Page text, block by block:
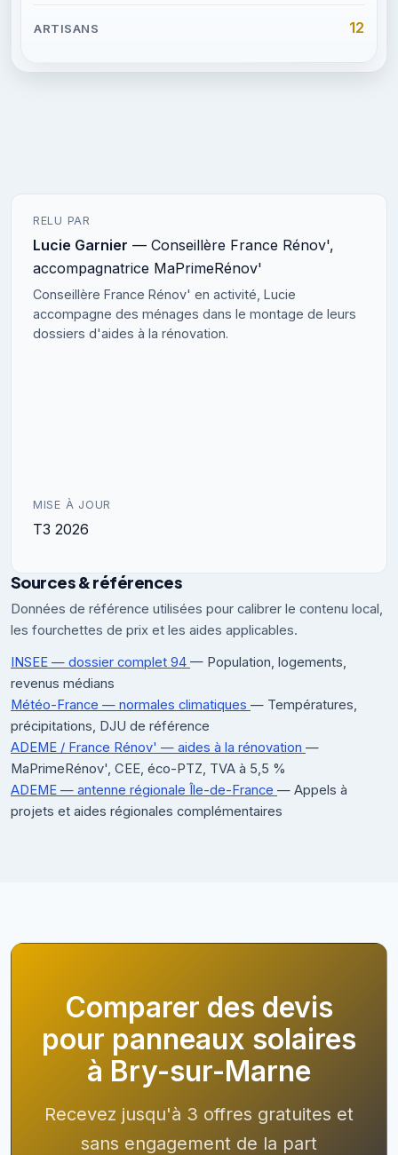
12
RELU PAR
Lucie Garnier — Conseillère France Rénov',
accompagnatrice MaPrimeRénov'
Conseillère France Rénov' en activité, Lucie
accompagne des ménages dans le montage de leurs
dossiers d'aides à la rénovation.
MISE À JOUR
T3 2026
Sources & références
Données de référence utilisées pour calibrer le contenu local,
les fourchettes de prix et les aides applicables.
INSEE — dossier complet 94 — Population, logements,
revenus médians
Météo-France — normales climatiques — Températures,
précipitations, DJU de référence
ADEME / France Rénov' — aides à la rénovation —
MaPrimeRénov', CEE, éco-PTZ, TVA à 5,5 %
ADEME — antenne régionale Île-de-France — Appels à
projets et aides régionales complémentaires
Comparer des devis
pour panneaux solaires
à Bry-sur-Marne
Recevez jusqu'à 3 offres gratuites et
sans engagement de la part